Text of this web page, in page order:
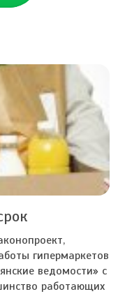
гипермаркетов
ведомости» с
работающих